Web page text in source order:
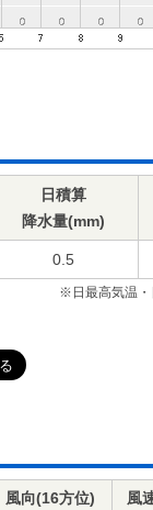
日積算
降水量(mm)
0.5
※日最高気温・
風向(16方位) 風